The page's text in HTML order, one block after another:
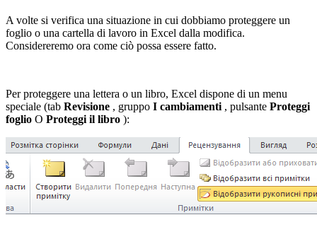
A volte si verifica una situazione in cui dobbiamo proteggere un
foglio o una cartella di lavoro in Excel dalla modifica.
Considereremo ora come ciò possa essere fatto.
Per proteggere una lettera o un libro, Excel dispone di un menu
speciale (tab Revisione , gruppo I cambiamenti , pulsante Proteggi
foglio O Proteggi il libro ):